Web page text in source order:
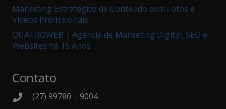
Marketing Estratégico de Conteúdo com Fotos e
Vídeos Profissionais
QUATROWEB | Agência de Marketing Digital, SEO e
Websites há 15 Anos
Contato
(27) 99780 – 9004